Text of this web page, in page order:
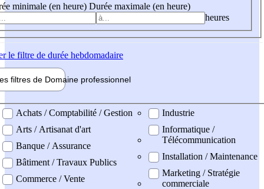
minimale (en heure) Durée maximale (en heure)
heures
le filtre de durée hebdomadaire
filtres de Domaine professionnel
professionel
Achats / Comptabilité / Gestion
Arts / Artisanat d'art
Banque / Assurance
Bâtiment / Travaux Publics
Commerce / Vente
Industrie
Informatique /
Télécommunication
Installation / Maintenance
Marketing / Stratégie
commerciale